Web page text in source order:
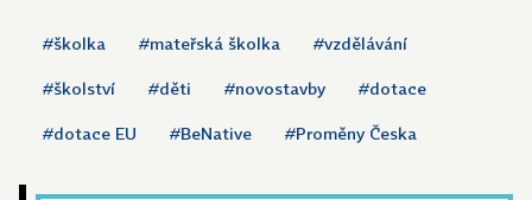
#školka #mateřská školka #vzdělávání
#školství #děti #novostavby #dotace
#dotace EU #BeNative #Proměny Česka